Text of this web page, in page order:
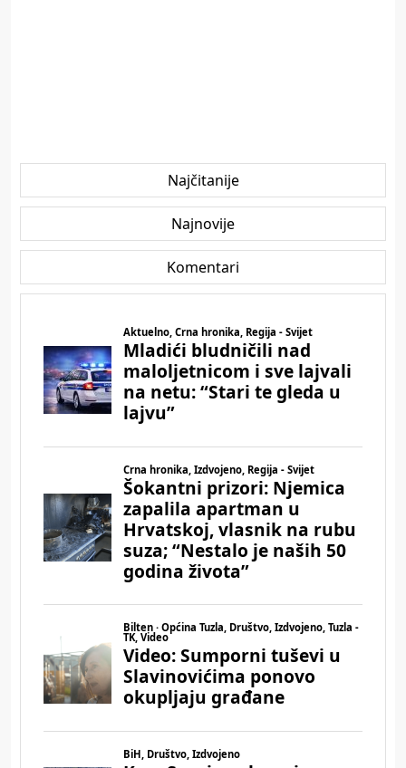
Najčitanije
Najnovije
Komentari